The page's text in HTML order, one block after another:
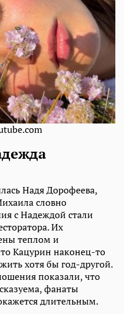
Надя Дорофеева,
словно
с Надеждой стали
Их
теплом и
Кацурин наконец-то
хотя бы год-другой.
показали, что
фанаты
длительным.